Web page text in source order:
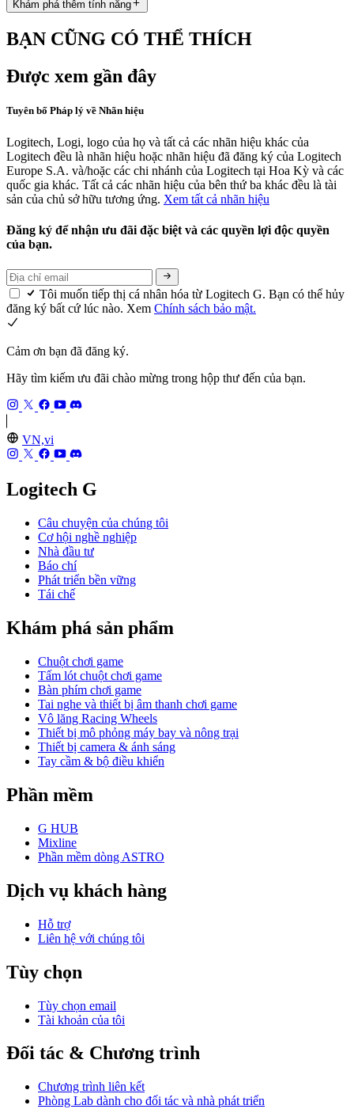
Khám phá thêm tính năng
BẠN CŨNG CÓ THỂ THÍCH
Được xem gần đây
Tuyên bố Pháp lý về Nhãn hiệu
Logitech, Logi, logo của họ và tất cả các nhãn hiệu khác của
Logitech đều là nhãn hiệu hoặc nhãn hiệu đã đăng ký của Logitech
Europe S.A. và/hoặc các chi nhánh của Logitech tại Hoa Kỳ và các
quốc gia khác. Tất cả các nhãn hiệu của bên thứ ba khác đều là tài
sản của chủ sở hữu tương ứng. Xem tất cả nhãn hiệu
Đăng ký để nhận ưu đãi đặc biệt và các quyền lợi độc quyền
của bạn.
Tôi muốn tiếp thị cá nhân hóa từ Logitech G. Bạn có thể hủy
đăng ký bất cứ lúc nào. Xem Chính sách bảo mật.
Cảm ơn bạn đã đăng ký.
Hãy tìm kiếm ưu đãi chào mừng trong hộp thư đến của bạn.
VN,vi
Logitech G
Câu chuyện của chúng tôi
Cơ hội nghề nghiệp
Nhà đầu tư
Báo chí
Phát triển bền vững
Tái chế
Khám phá sản phẩm
Chuột chơi game
Tấm lót chuột chơi game
Bàn phím chơi game
Tai nghe và thiết bị âm thanh chơi game
Vô lăng Racing Wheels
Thiết bị mô phỏng máy bay và nông trại
Thiết bị camera & ánh sáng
Tay cầm & bộ điều khiển
Phần mềm
G HUB
Mixline
Phần mềm dòng ASTRO
Dịch vụ khách hàng
Hỗ trợ
Liên hệ với chúng tôi
Tùy chọn
Tùy chọn email
Tài khoản của tôi
Đối tác & Chương trình
Chương trình liên kết
Phòng Lab dành cho đối tác và nhà phát triển